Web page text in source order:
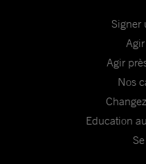
Signer
Agir
Nos
Education